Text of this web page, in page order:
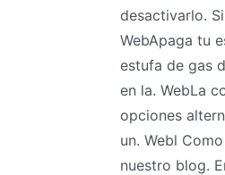
desactivarlo.
WebApaga tu
estufa de gas
en la. WebLa
opciones
un. Webl
nuestro blog.